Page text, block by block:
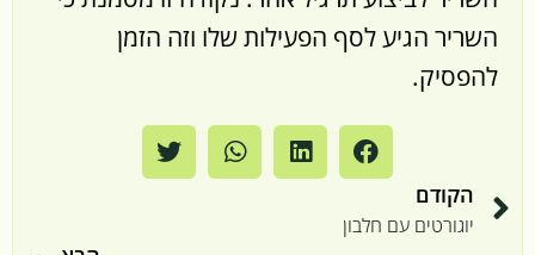
השריר הגיע לסף הפעילות שלו וזה הזמן
להפסיק.
הקודם
יוגורטים עם חלבון